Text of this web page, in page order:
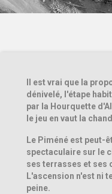
Il est vrai que la
dénivelé, l'étape
par la Hourquette
le jeu en vaut la
Le Piméné est peut-
spectaculaire sur le
ses terrasses et ses
L'ascension n'est ni
peine.